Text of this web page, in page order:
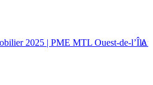
2025 | PME MTL Ouest-de-l’Île